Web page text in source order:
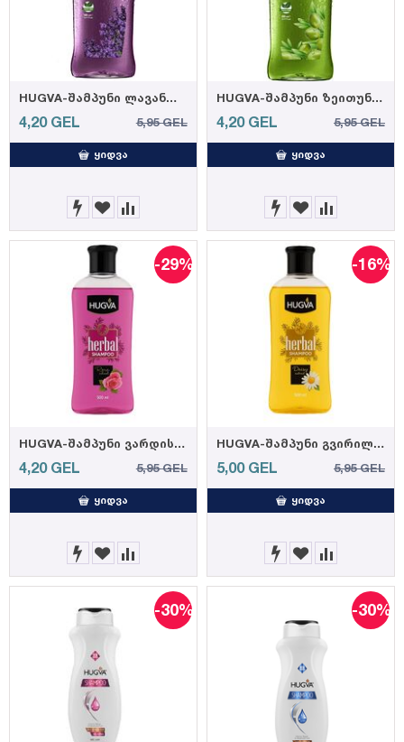
HUGVA-შამპუნი ლავანდის ექსტრაქტით 500მლ (12)
4,20 GEL 5,95 GEL
ᲧᲘᲓᲕᲐ
HUGVA-შამპუნი ზეითუნის ზეთის ექსტრაქტით 500მლ (12)
4,20 GEL 5,95 GEL
ᲧᲘᲓᲕᲐ
-29%
HUGVA-შამპუნი ვარდის ექსტრაქტით 500მლ (12)
4,20 GEL 5,95 GEL
ᲧᲘᲓᲕᲐ
-16%
HUGVA-შამპუნი გვირილის ექსტრაქტით 500მლ (12)
5,00 GEL 5,95 GEL
ᲧᲘᲓᲕᲐ
-30% -30%